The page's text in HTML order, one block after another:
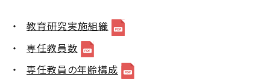
教育研究実施組織
専任教員数
専任教員の年齢構成